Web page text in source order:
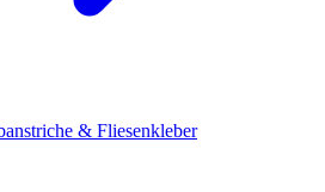
& Fliesenkleber